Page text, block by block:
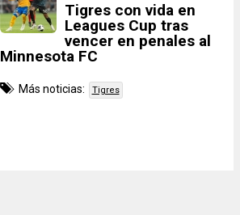
Tigres con vida en
Leagues Cup tras
vencer en penales al
Minnesota FC
Más noticias: Tigres